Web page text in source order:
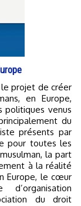
en Europe,
politiques venus
du
présents par
pour toutes les
la part
à la réalité
Europe, le cœur
du droit